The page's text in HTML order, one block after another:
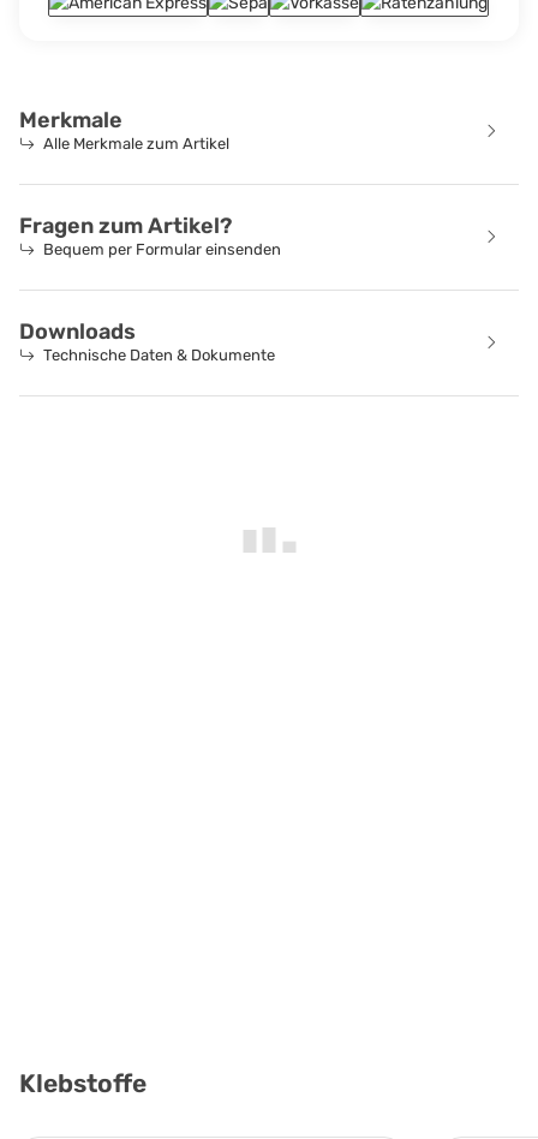
Merkmale
Alle Merkmale zum Artikel
Fragen zum Artikel?
Bequem per Formular einsenden
Downloads
Technische Daten & Dokumente
Klebstoffe